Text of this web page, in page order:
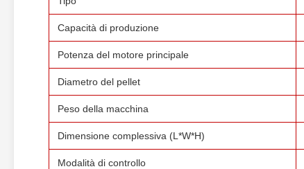
Capacità di produzione
Potenza del motore principale
Diametro del pellet
Peso della macchina
Dimensione complessiva (L*W*H)
Modalità di controllo